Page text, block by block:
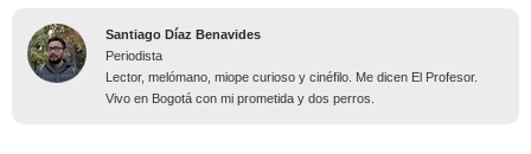
Santiago Díaz Benavides
Periodista
Lector, melómano, miope curioso y cinéfilo. Me dicen El Profesor.
Vivo en Bogotá con mi prometida y dos perros.